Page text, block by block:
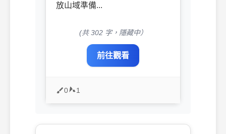
放山域準備...
(共 302 字，隱藏中）
前往觀看
0 1